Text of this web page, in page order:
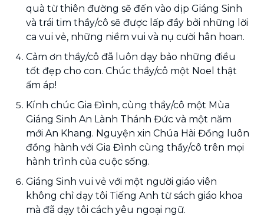
quà từ thiên đường sẽ đến vào dịp Giáng Sinh
và trái tim thầy/cô sẽ được lấp đầy bởi những lời
ca vui vẻ, những niềm vui và nụ cười hân hoan.
Cảm ơn thầy/cô đã luôn dạy bảo những điều
tốt đẹp cho con. Chúc thầy/cô một Noel thật
ấm áp!
Kính chúc Gia Đình, cùng thầy/cô một Mùa
Giáng Sinh An Lành Thánh Đức và một năm
mới An Khang. Nguyện xin Chúa Hài Đồng luôn
đồng hành với Gia Đình cùng thầy/cô trên mọi
hành trình của cuộc sống.
Giáng Sinh vui vẻ với một người giáo viên
không chỉ dạy tôi Tiếng Anh từ sách giáo khoa
mà đã dạy tôi cách yêu ngoại ngữ.